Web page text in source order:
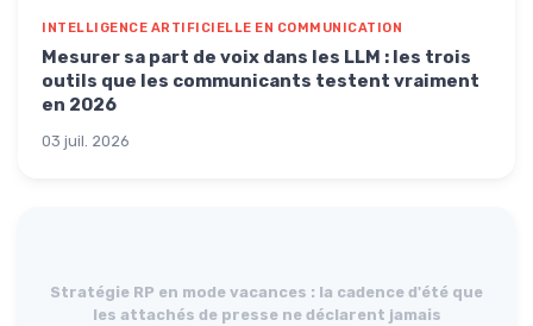
INTELLIGENCE ARTIFICIELLE EN COMMUNICATION
Mesurer sa part de voix dans les LLM : les trois
outils que les communicants testent vraiment
en 2026
03 juil. 2026
Stratégie RP en mode vacances : la cadence d'été que
les attachés de presse ne déclarent jamais